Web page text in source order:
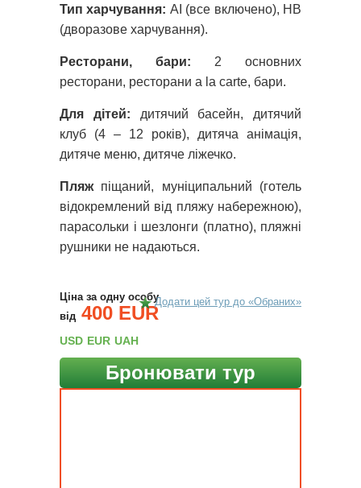
Тип харчування: AI (все включено), HB
(дворазове харчування).
Ресторани, бари: 2 основних
ресторани, ресторани a la carte, бари.
Для дітей: дитячий басейн, дитячий
клуб (4 – 12 років), дитяча анімація,
дитяче меню, дитяче ліжечко.
Пляжпіщаний, муніципальний (готель
відокремлений від пляжу набережною),
парасольки і шезлонги (платно), пляжні
рушники не надаються.
Ціна за одну особу
від 400 EUR
USD EUR UAH
Бронювати тур
Додати цей тур до «Обраних»